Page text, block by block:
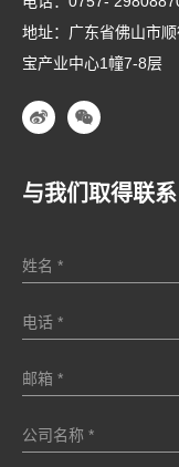
地址：广东省佛山市
宝产业中心1幢7-8层
与我们取得联系